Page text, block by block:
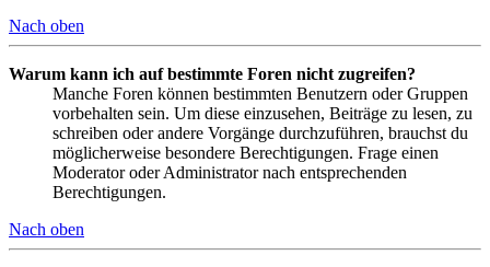
Nach oben
Warum kann ich auf bestimmte Foren nicht zugreifen?
Manche Foren können bestimmten Benutzern oder Gruppen
vorbehalten sein. Um diese einzusehen, Beiträge zu lesen, zu
schreiben oder andere Vorgänge durchzuführen, brauchst du
möglicherweise besondere Berechtigungen. Frage einen
Moderator oder Administrator nach entsprechenden
Berechtigungen.
Nach oben